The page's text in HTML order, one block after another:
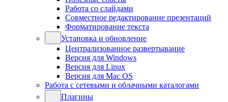
Работа со слайдами
Совместное редактирование презентаций
Форматирование текста
Установка и обновление
Централизованное развертывание
Версия для Windows
Версия для Linux
Версия для Mac OS
Работа с сетевыми и облачными каталогами
Плагины